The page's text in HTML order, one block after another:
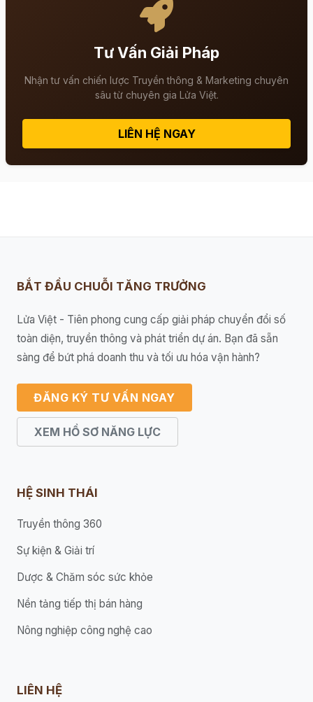
Tư Vấn Giải Pháp
Nhận tư vấn chiến lược Truyền thông & Marketing chuyên
sâu từ chuyên gia Lửa Việt.
LIÊN HỆ NGAY
BẮT ĐẦU CHUỖI TĂNG TRƯỞNG
Lửa Việt - Tiên phong cung cấp giải pháp chuyển đổi số
toàn diện, truyền thông và phát triển dự án. Bạn đã sẵn
sàng để bứt phá doanh thu và tối ưu hóa vận hành?
ĐĂNG KÝ TƯ VẤN NGAY
XEM HỒ SƠ NĂNG LỰC
HỆ SINH THÁI
Truyền thông 360
Sự kiện & Giải trí
Dược & Chăm sóc sức khỏe
Nền tảng tiếp thị bán hàng
Nông nghiệp công nghệ cao
LIÊN HỆ